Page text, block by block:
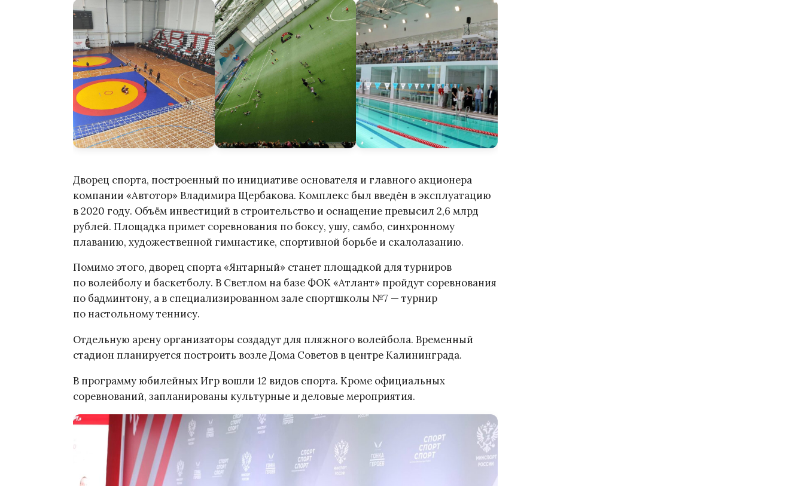
Дворец спорта, построенный по инициативе основателя и главного акционера
компании «Автотор» Владимира Щербакова. Комплекс был введён в эксплуатацию
в 2020 году. Объём инвестиций в строительство и оснащение превысил 2,6 млрд
рублей. Площадка примет соревнования по боксу, ушу, самбо, синхронному
плаванию, художественной гимнастике, спортивной борьбе и скалолазанию.
Помимо этого, дворец спорта «Янтарный» станет площадкой для турниров
по волейболу и баскетболу. В Светлом на базе ФОК «Атлант» пройдут соревнования
по бадминтону, а в специализированном зале спортшколы №7 — турнир
по настольному теннису.
Отдельную арену организаторы создадут для пляжного волейбола. Временный
стадион планируется построить возле Дома Советов в центре Калининграда.
В программу юбилейных Игр вошли 12 видов спорта. Кроме официальных
соревнований, запланированы культурные и деловые мероприятия.